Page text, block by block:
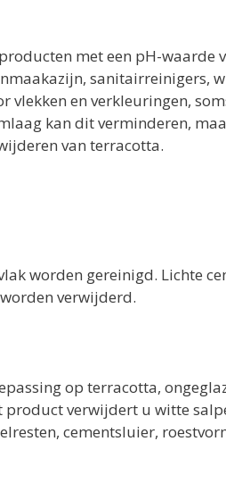
met een pH-waarde
sanitairreinigers,
vlekken en verkleuringen,
kan dit verminderen,
van terracotta.
worden gereinigd. Lichte
verwijderd.
op terracotta,
product verwijdert u witte
cementsluier,